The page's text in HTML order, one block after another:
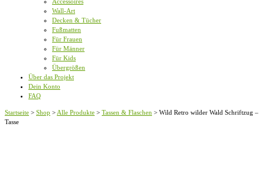
Wall-Art
Decken & Tücher
Fußmatten
Für Frauen
Für Männer
Für Kids
Übergrößen
Über das Projekt
Dein Konto
FAQ
Startseite > Shop > Alle Produkte > Tassen & Flaschen > Wild Retro wilder Wald Schriftzug –
Tasse